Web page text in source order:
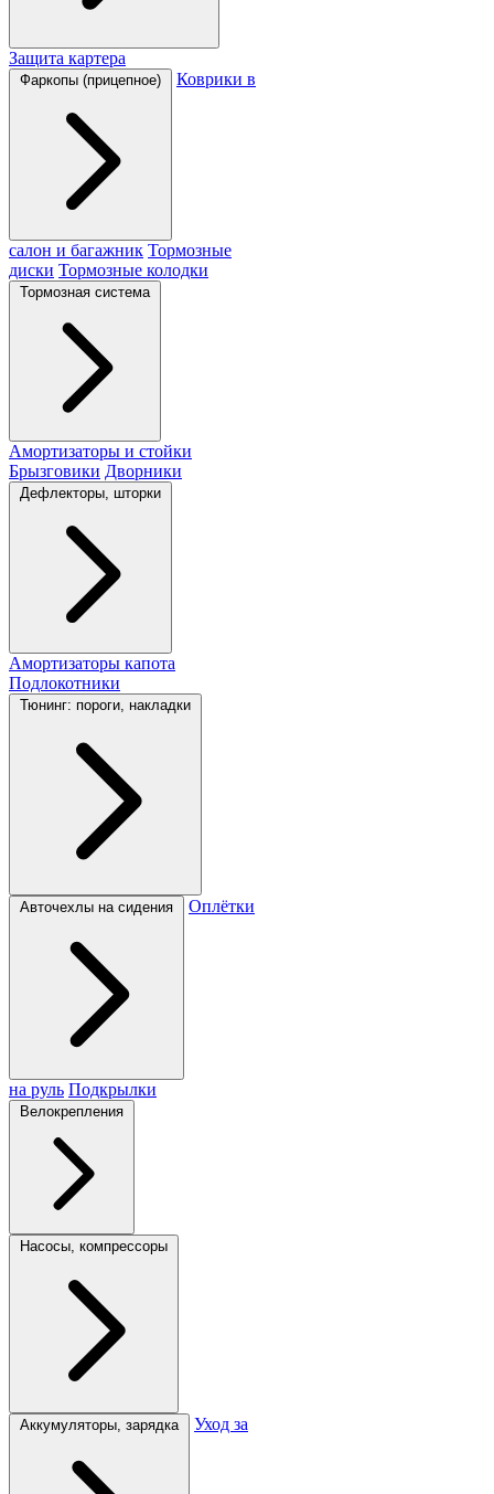
Защита картера
Фаркопы (прицепное) Коврики в
салон и багажник Тормозные
диски Тормозные колодки
Тормозная система
Амортизаторы и стойки
Брызговики Дворники
Дефлекторы, шторки
Амортизаторы капота
Подлокотники
Тюнинг: пороги, накладки
Авточехлы на сидения Оплётки
на руль Подкрылки
Велокрепления
Насосы, компрессоры
Аккумуляторы, зарядка Уход за